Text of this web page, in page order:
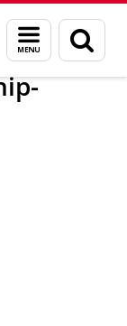
Menu
en
zoeken
Corbier